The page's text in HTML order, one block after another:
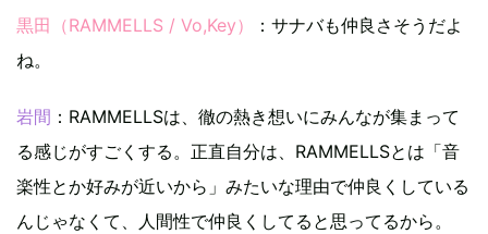
黒田（RAMMELLS / Vo,Key）
：サナバも仲良さそうだよ
ね。
岩間 ：RAMMELLSは、徹の熱き想いにみんなが集まって
る感じがすごくする。正直自分は、RAMMELLSとは「音
楽性とか好みが近いから」みたいな理由で仲良くしている
んじゃなくて、人間性で仲良くしてると思ってるから。